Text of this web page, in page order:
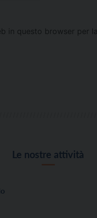
in questo browser per
Le nostre attività